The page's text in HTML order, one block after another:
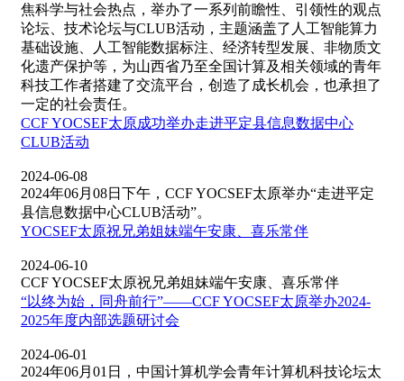
焦科学与社会热点，举办了一系列前瞻性、引领性的观点
论坛、技术论坛与CLUB活动，主题涵盖了人工智能算力
基础设施、人工智能数据标注、经济转型发展、非物质文
化遗产保护等，为山西省乃至全国计算及相关领域的青年
科技工作者搭建了交流平台，创造了成长机会，也承担了
一定的社会责任。
CCF YOCSEF太原成功举办走进平定县信息数据中心
CLUB活动
2024-06-08
2024年06月08日下午，CCF YOCSEF太原举办“走进平定
县信息数据中心CLUB活动”。
YOCSEF太原祝兄弟姐妹端午安康、喜乐常伴
2024-06-10
CCF YOCSEF太原祝兄弟姐妹端午安康、喜乐常伴
“以终为始，同舟前行”——CCF YOCSEF太原举办2024-
2025年度内部选题研讨会
2024-06-01
2024年06月01日，中国计算机学会青年计算机科技论坛太